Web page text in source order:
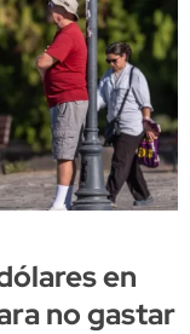
en
no gastar